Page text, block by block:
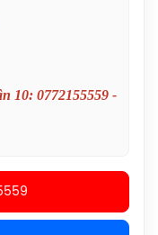
10: 0772155559 -
Q014-324-2012